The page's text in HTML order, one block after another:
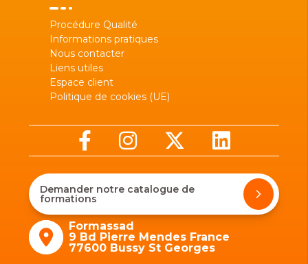
Procédure Qualité
Informations pratiques
Nous contacter
Liens utiles
Espace client
Politique de cookies (UE)
Demander notre catalogue de
formations
Formassad
9 Bd Pierre Mendes France
77600 Bussy St Georges